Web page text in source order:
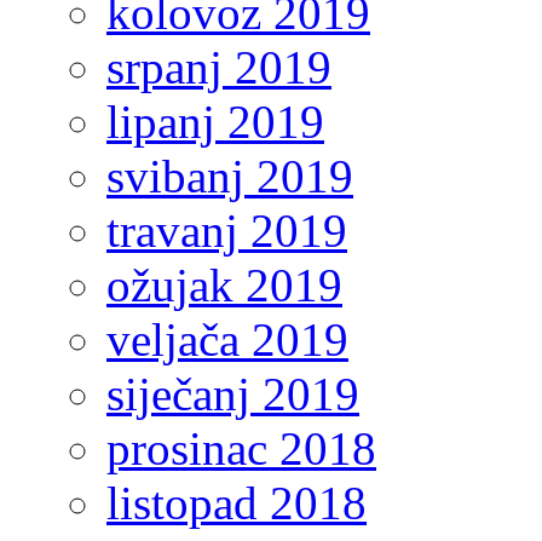
kolovoz 2019
srpanj 2019
lipanj 2019
svibanj 2019
travanj 2019
ožujak 2019
veljača 2019
siječanj 2019
prosinac 2018
listopad 2018